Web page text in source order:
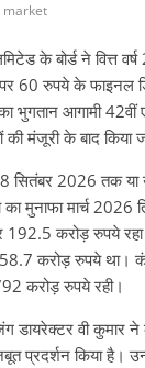
market
के बोर्ड ने वित्त
60 रुपये के फाइनल
भुगतान आगामी
मंजूरी के बाद किया
सितंबर 2026 तक
मुनाफा मार्च 2026
करोड़ रुपये
करोड़ रुपये
करोड़ रुपये रही।
डायरेक्टर वी कुमार
प्रदर्शन किया है।